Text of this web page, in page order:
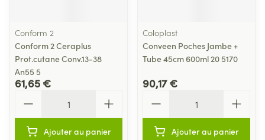
Conform 2
Conform 2 Ceraplus
Prot.cutane Conv.13-38
An55 5
61,65 €
Ajouter au panier
Coloplast
Conveen Poches Jambe +
Tube 45cm 600ml 20 5170
90,17 €
Ajouter au panier